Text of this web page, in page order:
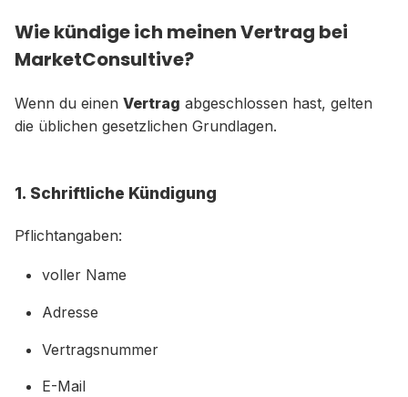
Wie kündige ich meinen Vertrag bei
MarketConsultive?
Wenn du einen Vertrag abgeschlossen hast, gelten
die üblichen gesetzlichen Grundlagen.
1. Schriftliche Kündigung
Pflichtangaben:
voller Name
Adresse
Vertragsnummer
E-Mail